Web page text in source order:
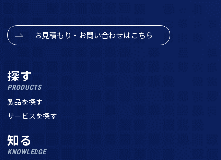
お見積もり・お問い合わせはこちら
探す
PRODUCTS
製品を探す
サービスを探す
知る
KNOWLEDGE